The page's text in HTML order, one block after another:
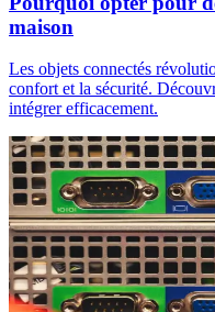
maison
Les objets connectés
confort et la sécurité.
intégrer efficacement.